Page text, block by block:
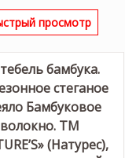
просмотр